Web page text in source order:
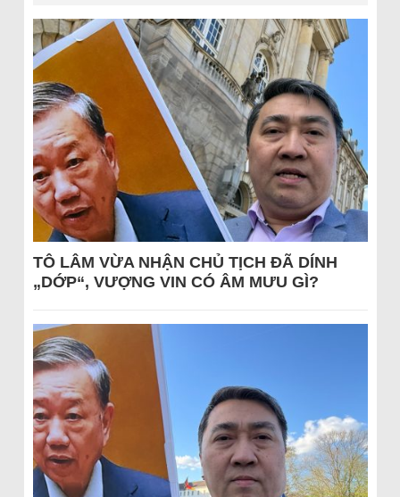
TÔ LÂM VỪA NHẬN CHỦ TỊCH ĐÃ DÍNH
„DỚP“, VƯỢNG VIN CÓ ÂM MƯU GÌ?